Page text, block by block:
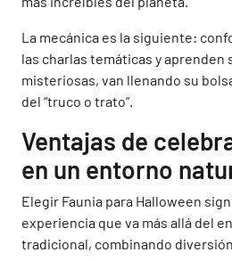
La mecánica es la siguiente:
las charlas temáticas y aprenden
misteriosas, van llenando su
del “truco o trato”.
Ventajas de
en un entorno
Elegir Faunia para Halloween
experiencia que va más allá del
tradicional, combinando